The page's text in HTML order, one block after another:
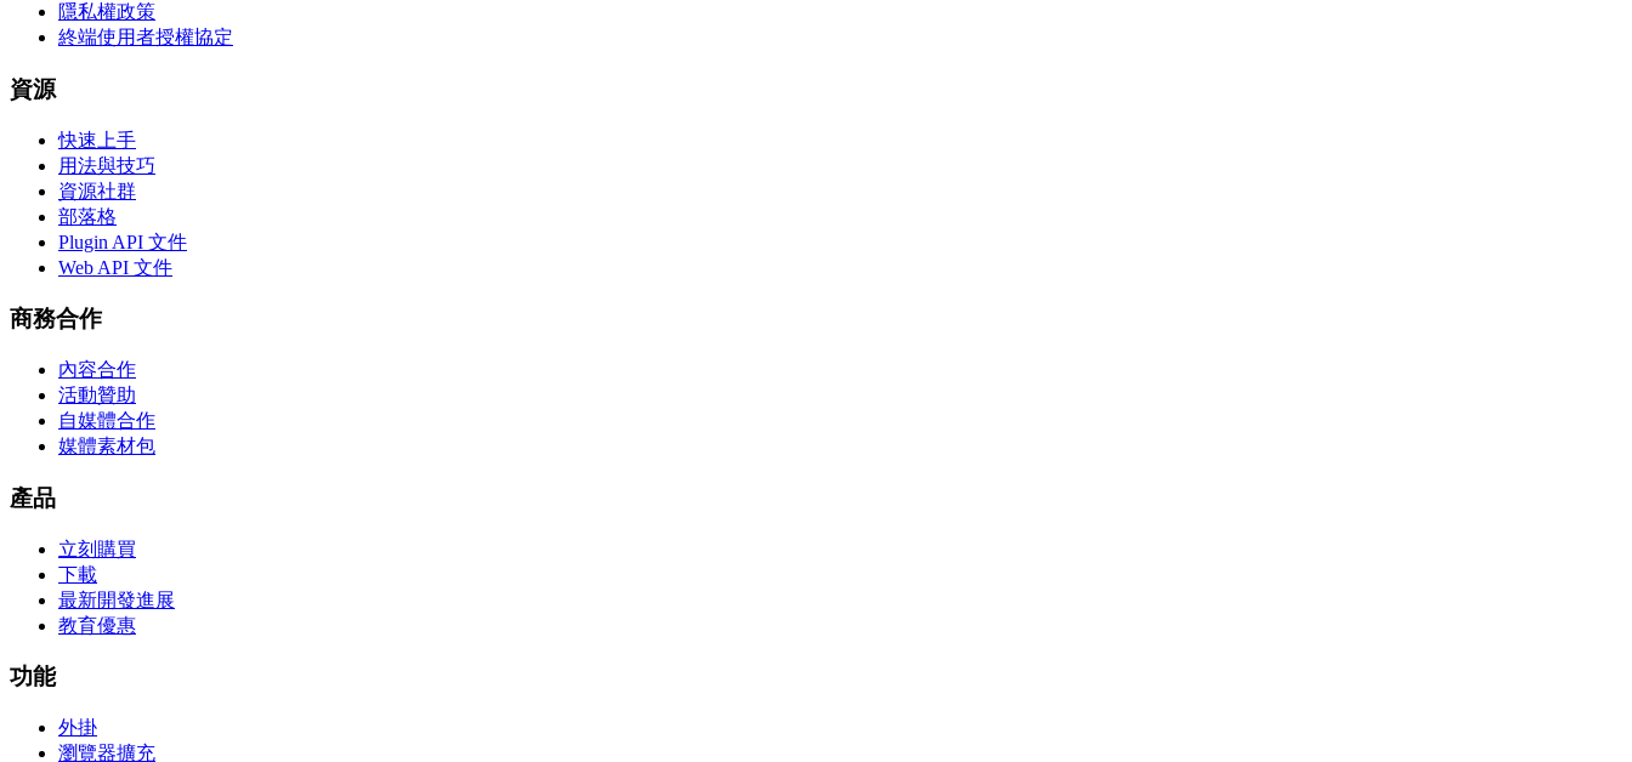
隱私權政策
終端使用者授權協定
資源
快速上手
用法與技巧
資源社群
部落格
Plugin API 文件
Web API 文件
商務合作
內容合作
活動贊助
自媒體合作
媒體素材包
產品
立刻購買
下載
最新開發進展
教育優惠
功能
外掛
瀏覽器擴充